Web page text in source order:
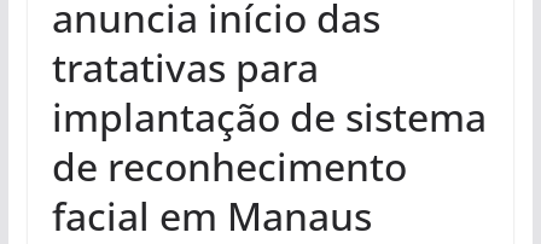
anuncia início das
tratativas para
implantação de sistema
de reconhecimento
facial em Manaus